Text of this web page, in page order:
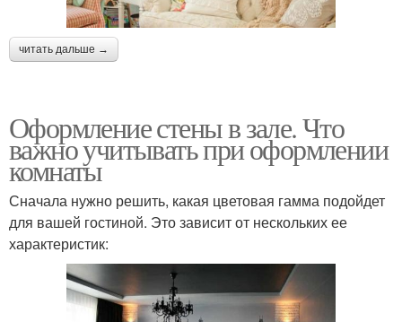
читать дальше →
Оформление стены в зале. Что
важно учитывать при оформлении
комнаты
Сначала нужно решить, какая цветовая гамма подойдет
для вашей гостиной. Это зависит от нескольких ее
характеристик: